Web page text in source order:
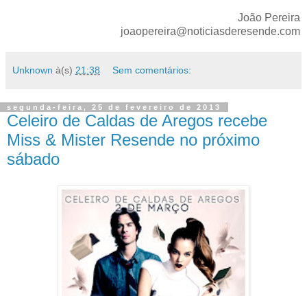
João Pereira
joaopereira@noticiasderesende.com
Unknown à(s) 21:38 Sem comentários:
segunda-feira, 25 de fevereiro de 2013
Celeiro de Caldas de Aregos recebe
Miss & Mister Resende no próximo
sábado